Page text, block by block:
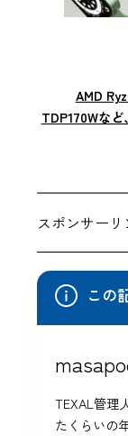
AMD
TDP170Wな
スポンサーリ
この
TEXAL管理
たくらいの